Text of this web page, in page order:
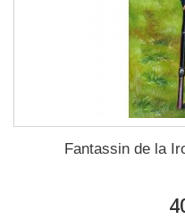
Fantassin de la